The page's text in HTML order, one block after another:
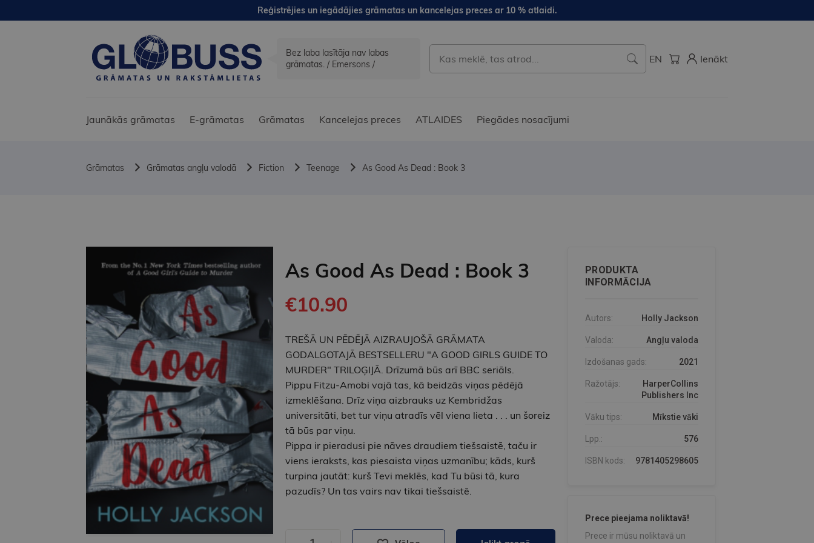
Reģistrējies un iegādājies grāmatas un kancelejas preces ar 10 % atlaidi.
Bez laba lasītāja nav labas
grāmatas. / Emersons /
EN Ienākt
Jaunākās grāmatas E-grāmatas Grāmatas Kancelejas preces ATLAIDES Piegādes nosacījumi
Grāmatas Grāmatas angļu valodā Fiction Teenage As Good As Dead : Book 3
As Good As Dead : Book 3
€10.90
TREŠĀ UN PĒDĒJĀ AIZRAUJOŠĀ GRĀMATA
GODALGOTAJĀ BESTSELLERU "A GOOD GIRLS GUIDE TO
MURDER" TRILOĢIJĀ. Drīzumā būs arī BBC seriāls.
Pippu Fitzu-Amobi vajā tas, kā beidzās viņas pēdējā
izmeklēšana. Drīz viņa aizbrauks uz Kembridžas
universitāti, bet tur viņu atradīs vēl viena lieta . . . un šoreiz
tā būs par viņu.
Pippa ir pieradusi pie nāves draudiem tiešsaistē, taču ir
viens ieraksts, kas piesaista viņas uzmanību; kāds, kurš
turpina jautāt: kurš Tevi meklēs, kad Tu būsi tā, kura
pazudīs? Un tas vairs nav tikai tiešsaistē.
PRODUKTA
INFORMĀCIJA
Autors: Holly Jackson
Valoda: Angļu valoda
Izdošanas gads: 2021
Ražotājs:
HarperCollins
Publishers Inc
Vāku tips: Mīkstie vāki
Lpp.: 576
ISBN kods: 9781405298605
Prece pieejama noliktavā!
Prece ir mūsu noliktavā un